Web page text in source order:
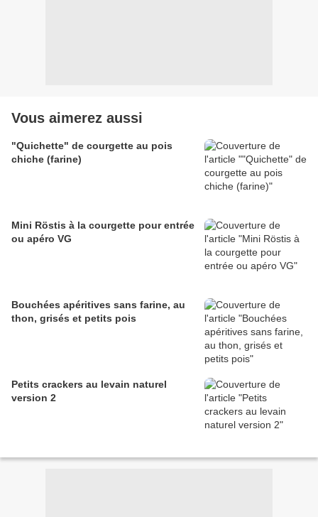
Vous aimerez aussi
"Quichette" de courgette au pois
chiche (farine)
Mini Röstis à la courgette pour entrée
ou apéro VG
Bouchées apéritives sans farine, au
thon, grisés et petits pois
Petits crackers au levain naturel
version 2